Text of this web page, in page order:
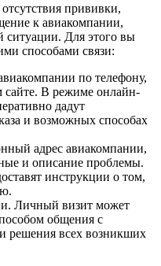
прививки,
к авиакомпании,
ситуации. Для этого вы
способами связи:
по телефону,
сайте. В режиме онлайн-
дадут
и возможных способах
адрес авиакомпании,
и описание проблемы.
инструкции о том,
Личный визит может
общения с
решения всех возникших